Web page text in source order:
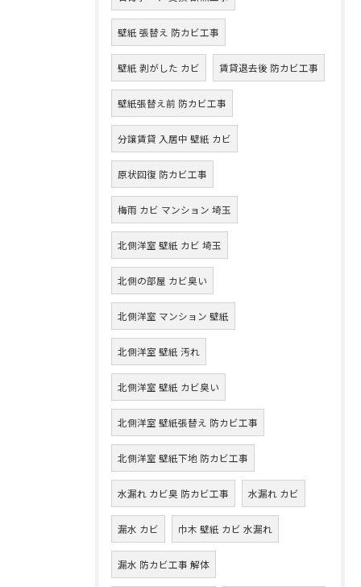
壁紙 張替え 防カビ工事
壁紙 剥がした カビ 賃貸退去後 防カビ工事
壁紙張替え前 防カビ工事
分譲賃貸 入居中 壁紙 カビ
原状回復 防カビ工事
梅雨 カビ マンション 埼玉
北側洋室 壁紙 カビ 埼玉
北側の部屋 カビ臭い
北側洋室 マンション 壁紙
北側洋室 壁紙 汚れ
北側洋室 壁紙 カビ臭い
北側洋室 壁紙張替え 防カビ工事
北側洋室 壁紙下地 防カビ工事
水漏れ カビ臭 防カビ工事 水漏れ カビ
漏水 カビ 巾木 壁紙 カビ 水漏れ
漏水 防カビ工事 解体